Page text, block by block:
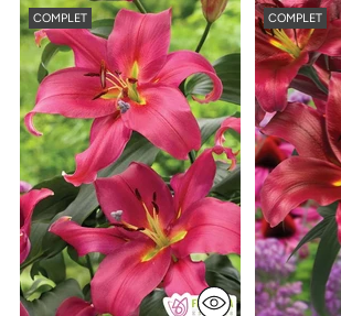
COMPLET COMPLET